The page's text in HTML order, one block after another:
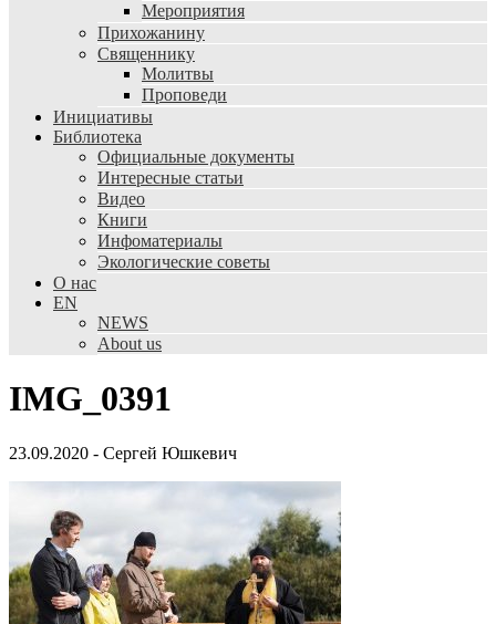
Мероприятия
Прихожанину
Священнику
Молитвы
Проповеди
Инициативы
Библиотека
Официальные документы
Интересные статьи
Видео
Книги
Инфоматериалы
Экологические советы
О нас
EN
NEWS
About us
IMG_0391
23.09.2020 - Сергей Юшкевич